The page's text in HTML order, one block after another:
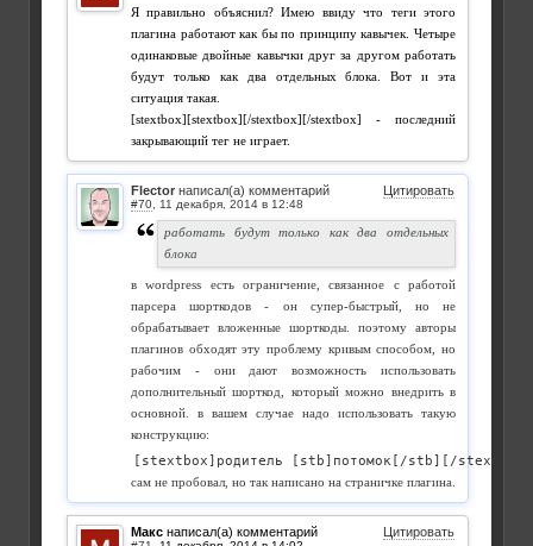
Я правильно объяснил? Имею ввиду что теги этого
плагина работают как бы по принципу кавычек. Четыре
одинаковые двойные кавычки друг за другом работать
будут только как два отдельных блока. Вот и эта
ситуация такая.
[stextbox][stextbox][/stextbox][/stextbox] - последний
закрывающий тег не играет.
Flector написал(а) комментарий Цитировать
#70
работать будут только как два отдельных
блока
в wordpress есть ограничение, связанное с работой
парсера шорткодов - он супер-быстрый, но не
обрабатывает вложенные шорткоды. поэтому авторы
плагинов обходят эту проблему кривым способом, но
рабочим - они дают возможность использовать
дополнительный шорткод, который можно внедрить в
основной. в вашем случае надо использовать такую
конструкцию:
[stextbox]родитель [stb]потомок[/stb][/stextbox]
сам не пробовал, но так написано на страничке плагина.
Макс написал(а) комментарий Цитировать